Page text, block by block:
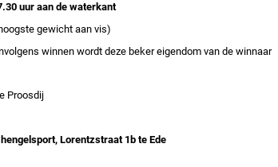
uur aan de waterkant
gewicht aan vis)
winnen wordt deze beker eigendom van de winnaar
Proosdij
Lorentzstraat 1b te Ede